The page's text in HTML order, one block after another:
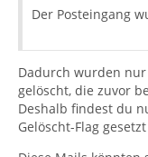
Der Posteingang
Dadurch wurden
gelöscht, die zuvor
Deshalb findest du
Gelöscht-Flag